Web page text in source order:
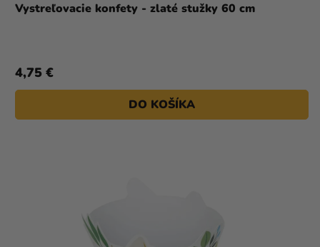
Vystreľovacie konfety - zlaté stužky 60 cm
4,75 €
DO KOŠÍKA